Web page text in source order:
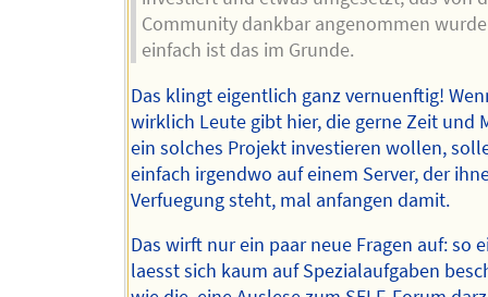
Community dankbar angenommen
einfach ist das im Grunde.
Das klingt eigentlich ganz vernuenftig!
wirklich Leute gibt hier, die gerne Zeit und
ein solches Projekt investieren wollen,
einfach irgendwo auf einem Server, der
Verfuegung steht, mal anfangen damit.
Das wirft nur ein paar neue Fragen auf: so
laesst sich kaum auf Spezialaufgaben